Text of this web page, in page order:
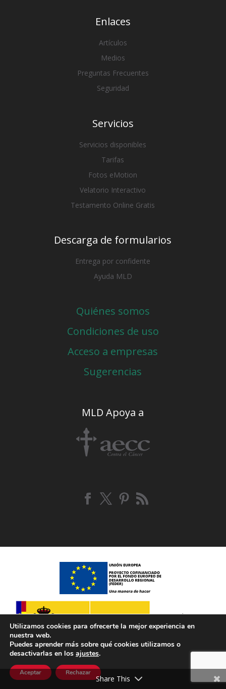
Enlaces
Artículos
Medios
Preguntas Frecuentes
Seguridad
Servicios
Servicios disponibles
Tarifas
Fotos eMotion
Velatorio Interactivo
Testamento Online Gratis
Descarga de formularios
Entrega por confidente
Ayuda MLD
Quiénes somos
Condiciones de uso
Acceso a empresas
Sugerencias
MLD Apoya a
Utilizamos cookies para ofrecerte la mejor experiencia en
nuestra web.
Puedes aprender más sobre qué cookies utilizamos o
desactivarlas en los ajustes.
Aceptar Rechazar
Share This